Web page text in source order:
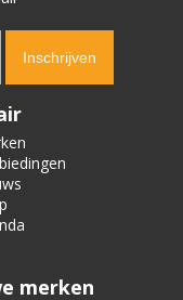
merken